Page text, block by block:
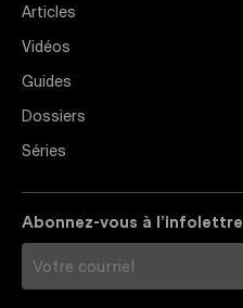
Articles
Vidéos
Guides
Dossiers
Séries
Abonnez-vous à l’infolettre